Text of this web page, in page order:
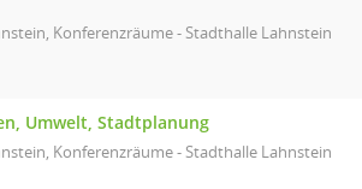
Konferenzräume - Stadthalle Lahnstein
Umwelt, Stadtplanung
Konferenzräume - Stadthalle Lahnstein